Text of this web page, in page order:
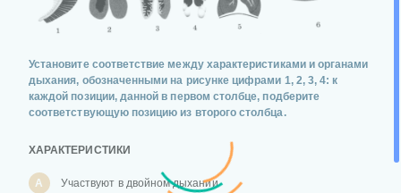
Установите соответствие между характеристиками и органами
дыхания, обозначенными на рисунке цифрами 1, 2, 3, 4: к
каждой позиции, данной в первом столбце, подберите
соответствующую позицию из второго столбца.
ХАРАКТЕРИСТИКИ
А Участвуют в двойном дыхании